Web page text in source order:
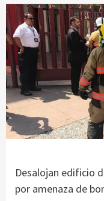
Desalojan edificio
por amenaza de